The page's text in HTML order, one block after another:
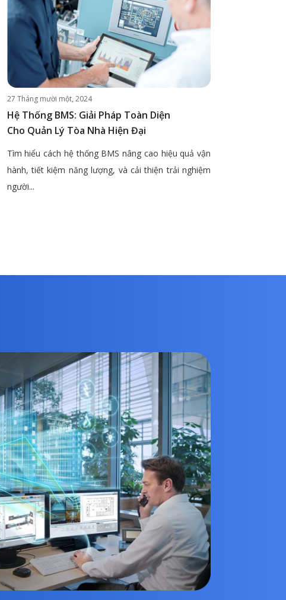
27 Tháng mười một, 2024
Hệ Thống BMS: Giải Pháp Toàn Diện
Cho Quản Lý Tòa Nhà Hiện Đại
Tìm hiểu cách hệ thống BMS nâng cao hiệu quả vận
hành, tiết kiệm năng lượng, và cải thiện trải nghiệm
người...